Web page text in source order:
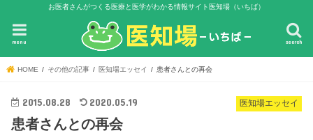
お医者さんがつくる医療と医学がわかる情報サイト医知場（いちば）
search
menu
HOME その他の記事 医知場エッセイ 患者さんとの再会
医知場エッセイ
2015.08.28 2020.05.19
患者さんとの再会